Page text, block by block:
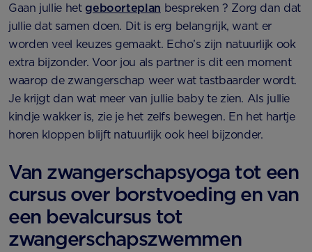
Gaan jullie het geboorteplan bespreken ? Zorg dan dat
jullie dat samen doen. Dit is erg belangrijk, want er
worden veel keuzes gemaakt. Echo’s zijn natuurlijk ook
extra bijzonder. Voor jou als partner is dit een moment
waarop de zwangerschap weer wat tastbaarder wordt.
Je krijgt dan wat meer van jullie baby te zien. Als jullie
kindje wakker is, zie je het zelfs bewegen. En het hartje
horen kloppen blijft natuurlijk ook heel bijzonder.
Van zwangerschapsyoga tot een
cursus over borstvoeding en van
een bevalcursus tot
zwangerschapszwemmen